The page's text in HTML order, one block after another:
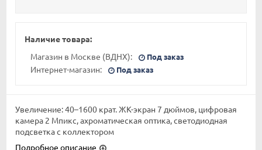
Наличие товара:
Магазин в Москве (ВДНХ):
Под заказ
Интернет-магазин: Под заказ
Увеличение: 40–1600 крат. ЖК-экран 7 дюймов, цифровая
камера 2 Мпикс, ахроматическая оптика, светодиодная
подсветка с коллектором
Подробное описание